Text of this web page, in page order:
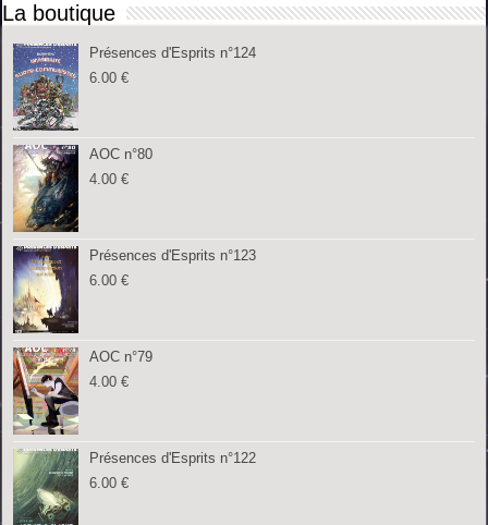
La boutique
Présences d'Esprits n°124
6.00€
AOC n°80
4.00€
Présences d'Esprits n°123
6.00€
AOC n°79
4.00€
Présences d'Esprits n°122
6.00€